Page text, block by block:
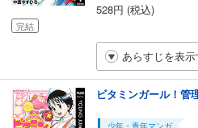
完結
528円 (税込)
あらすじを表示
ビタミンガール！管
少年・青年マンガ